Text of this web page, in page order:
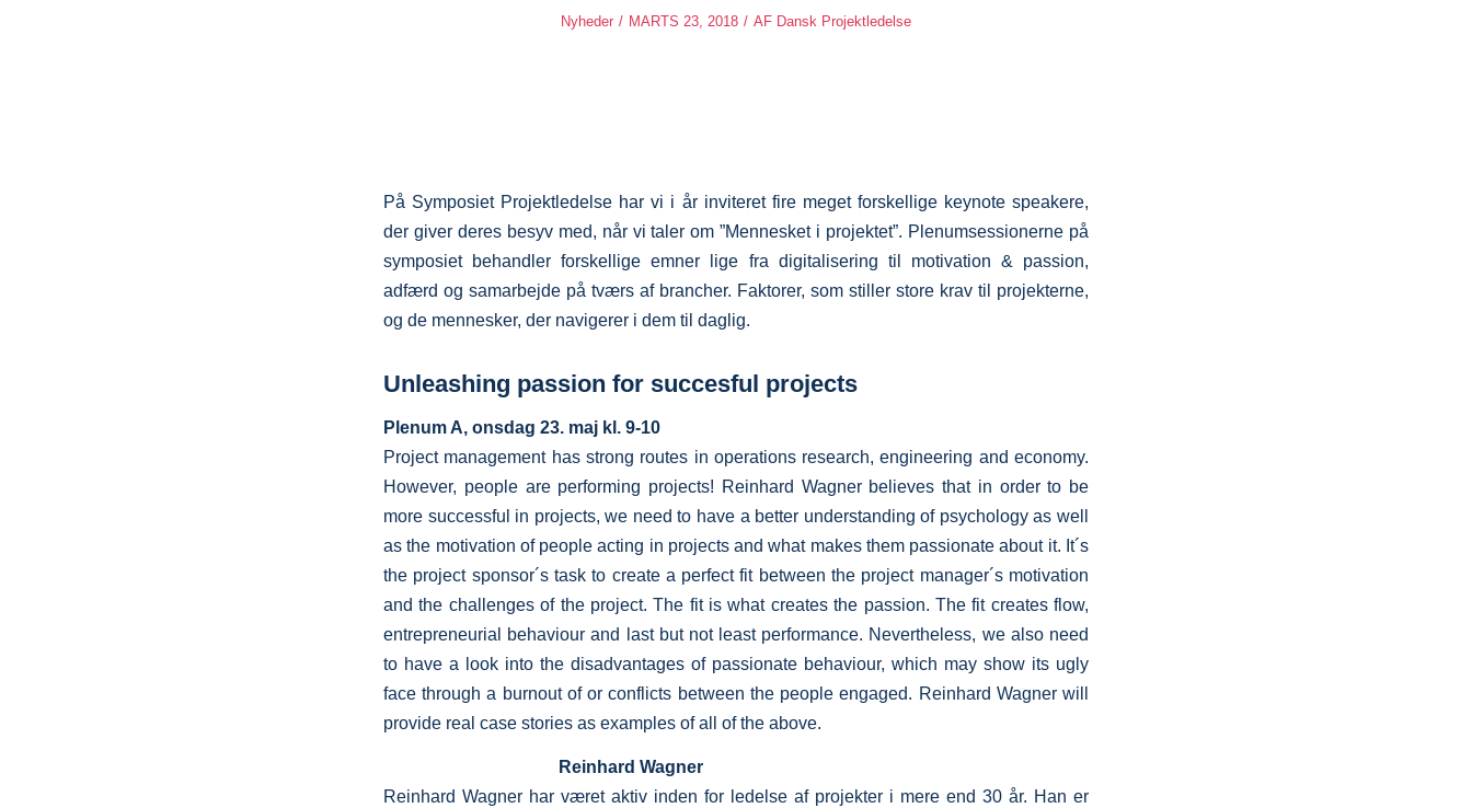
Nyheder / MARTS 23, 2018 / AF Dansk Projektledelse
På Symposiet Projektledelse har vi i år inviteret fire meget forskellige keynote speakere,
der giver deres besyv med, når vi taler om ”Mennesket i projektet”. Plenumsessionerne på
symposiet behandler forskellige emner lige fra digitalisering til motivation & passion,
adfærd og samarbejde på tværs af brancher. Faktorer, som stiller store krav til projekterne,
og de mennesker, der navigerer i dem til daglig.
Unleashing passion for succesful projects
Plenum A, onsdag 23. maj kl. 9-10
Project management has strong routes in operations research, engineering and economy.
However, people are performing projects! Reinhard Wagner believes that in order to be
more successful in projects, we need to have a better understanding of psychology as well
as the motivation of people acting in projects and what makes them passionate about it. It´s
the project sponsor´s task to create a perfect fit between the project manager´s motivation
and the challenges of the project. The fit is what creates the passion. The fit creates flow,
entrepreneurial behaviour and last but not least performance. Nevertheless, we also need
to have a look into the disadvantages of passionate behaviour, which may show its ugly
face through a burnout of or conflicts between the people engaged. Reinhard Wagner will
provide real case stories as examples of all of the above.
Reinhard Wagner
Reinhard Wagner har været aktiv inden for ledelse af projekter i mere end 30 år. Han er